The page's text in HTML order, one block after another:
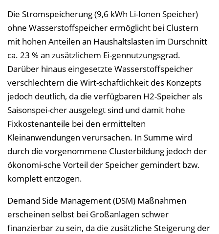
Die Stromspeicherung (9,6 kWh Li-Ionen Speicher)
ohne Wasserstoffspeicher ermöglicht bei Clustern
mit hohen Anteilen an Haushaltslasten im Durschnitt
ca. 23 % an zusätzlichem Ei-gennutzungsgrad.
Darüber hinaus eingesetzte Wasserstoffspeicher
verschlechtern die Wirt-schaftlichkeit des Konzepts
jedoch deutlich, da die verfügbaren H2-Speicher als
Saisonspei-cher ausgelegt sind und damit hohe
Fixkostenanteile bei den ermittelten
Kleinanwendungen verursachen. In Summe wird
durch die vorgenommene Clusterbildung jedoch der
ökonomi-sche Vorteil der Speicher gemindert bzw.
komplett entzogen.
Demand Side Management (DSM) Maßnahmen
erscheinen selbst bei Großanlagen schwer
finanzierbar zu sein, da die zusätzliche Steigerung der